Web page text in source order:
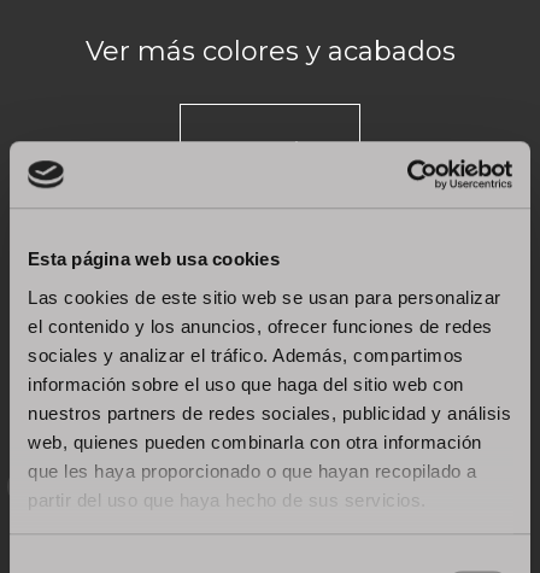
Esta página web usa cookies
Las cookies de este sitio web se usan para personalizar
el contenido y los anuncios, ofrecer funciones de redes
sociales y analizar el tráfico. Además, compartimos
información sobre el uso que haga del sitio web con
nuestros partners de redes sociales, publicidad y análisis
web, quienes pueden combinarla con otra información
que les haya proporcionado o que hayan recopilado a
partir del uso que haya hecho de sus servicios.
Ver más colores y acabados
Ver más
Sistemas de apertura